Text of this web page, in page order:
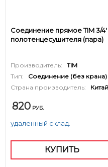
Соединение прямое TIM 3/
полотенцесушителя (пара)
Производитель:
TIM
Тип:
Соединение (без крана)
Страна производитель:
Китай
820 РУБ.
удаленный склад.
КУПИТЬ